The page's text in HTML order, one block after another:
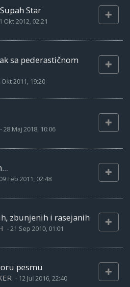
Star
Okt 2012, 02:21
sa pederastičnom
Okt 2011, 19:20
-28 Maj 2018, 10:06
09 Feb 2011, 02:48
zbunjenih i rasejanih
-21 Sep 2010, 01:01
pesmu
- 12 Jul 2016, 22:40